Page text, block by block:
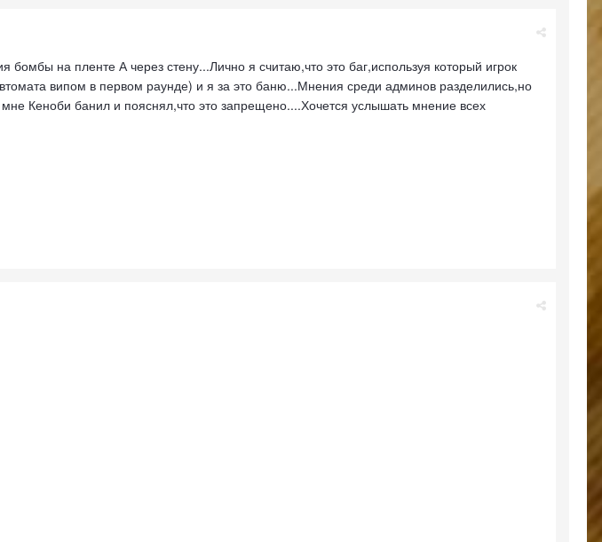
на пленте А через стену...Лично я считаю,что это баг,используя который игрок
випом в первом раунде) и я за это баню...Мнения среди админов разделились,но
Кеноби банил и пояснял,что это запрещено....Хочется услышать мнение всех